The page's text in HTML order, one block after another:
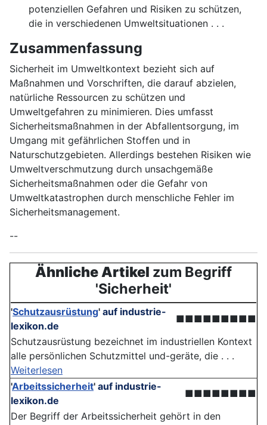
potenziellen Gefahren und Risiken zu schützen,
die in verschiedenen Umweltsituationen . . .
Zusammenfassung
Sicherheit im Umweltkontext bezieht sich auf
Maßnahmen und Vorschriften, die darauf abzielen,
natürliche Ressourcen zu schützen und
Umweltgefahren zu minimieren. Dies umfasst
Sicherheitsmaßnahmen in der Abfallentsorgung, im
Umgang mit gefährlichen Stoffen und in
Naturschutzgebieten. Allerdings bestehen Risiken wie
Umweltverschmutzung durch unsachgemäße
Sicherheitsmaßnahmen oder die Gefahr von
Umweltkatastrophen durch menschliche Fehler im
Sicherheitsmanagement.
--
Ähnliche Artikel zum Begriff
'Sicherheit'
'Schutzausrüstung' auf industrie-
lexikon.de
■■■■■■■■■
Schutzausrüstung bezeichnet im industriellen Kontext
alle persönlichen Schutzmittel und-geräte, die . . .
Weiterlesen
'Arbeitssicherheit' auf industrie-
lexikon.de
■■■■■■■■
Der Begriff der Arbeitssicherheit gehört in den